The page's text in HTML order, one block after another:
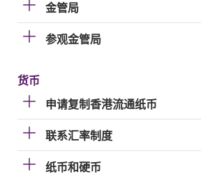
金管局
参观金管局
货币
申请复制香港流通纸币
联系汇率制度
纸币和硬币